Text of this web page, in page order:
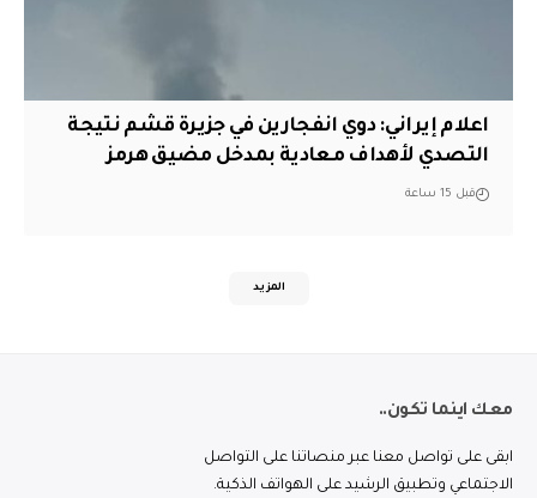
اعلام إيراني: دوي انفجارين في جزيرة قشم نتيجة
التصدي لأهداف معادية بمدخل مضيق هرمز
قبل 15 ساعة
المزيد
معك اينما تكون..
ابقى على تواصل معنا عبر منصاتنا على التواصل
الاجتماعي وتطبيق الرشيد على الهواتف الذكية.